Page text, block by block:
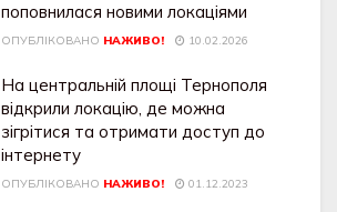
поповнилася новими локаціями
ОПУБЛІКОВАНО НАЖИВО! 10.02.2026
На центральній площі Тернополя
відкрили локацію, де можна
зігрітися та отримати доступ до
інтернету
ОПУБЛІКОВАНО НАЖИВО! 01.12.2023